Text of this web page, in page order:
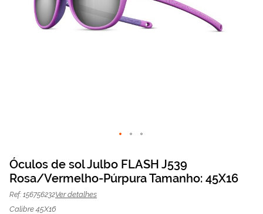
Óculos de sol Julbo J539
Rosa/Vermelho-Púrpura | Mais
Optica
29,92 €
para
o
início
Galeria
de
Óculos de sol Julbo FLASH J539
Rosa/Vermelho-Púrpura Tamanho: 45X16
Ref: 156756232Ver detalhes
Calibre 45X16